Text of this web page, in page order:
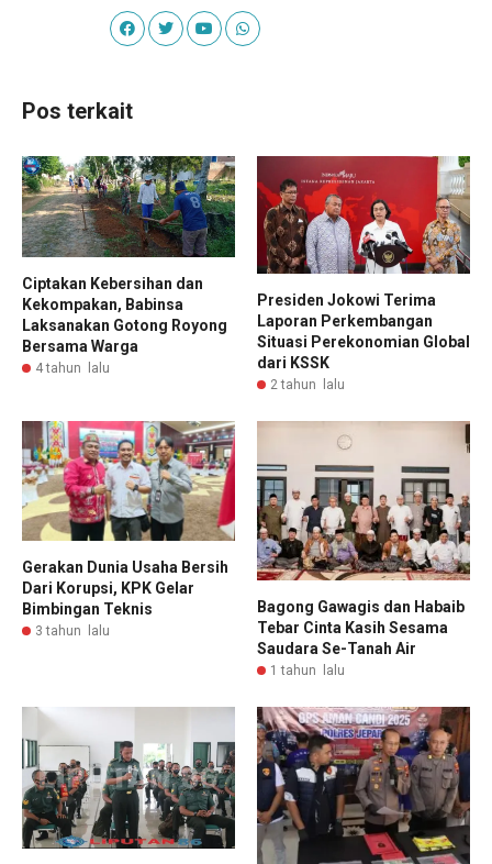
Pos terkait
Ciptakan Kebersihan dan
Kekompakan, Babinsa
Laksanakan Gotong Royong
Bersama Warga
4 tahun lalu
Presiden Jokowi Terima
Laporan Perkembangan
Situasi Perekonomian Global
dari KSSK
2 tahun lalu
Gerakan Dunia Usaha Bersih
Dari Korupsi, KPK Gelar
Bimbingan Teknis
3 tahun lalu
Bagong Gawagis dan Habaib
Tebar Cinta Kasih Sesama
Saudara Se-Tanah Air
1 tahun lalu